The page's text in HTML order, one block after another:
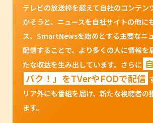
テレビの放送枠を超えて自社のコンテン
かそうと、ニュースを自社サイトの他に
ス、SmartNewsを始めとする主要なニ
配信することで、より多くの人に情報を
たな収益を生み出しています。さらに
バク！」をTVerやFODで配信
リア外にも番組を届け、新たな視聴者の
ます。